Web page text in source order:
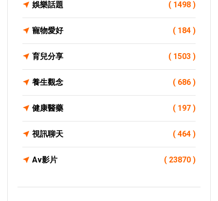
娛樂話題 ( 1498 )
寵物愛好 ( 184 )
育兒分享 ( 1503 )
養生觀念 ( 686 )
健康醫藥 ( 197 )
視訊聊天 ( 464 )
Av影片 ( 23870 )